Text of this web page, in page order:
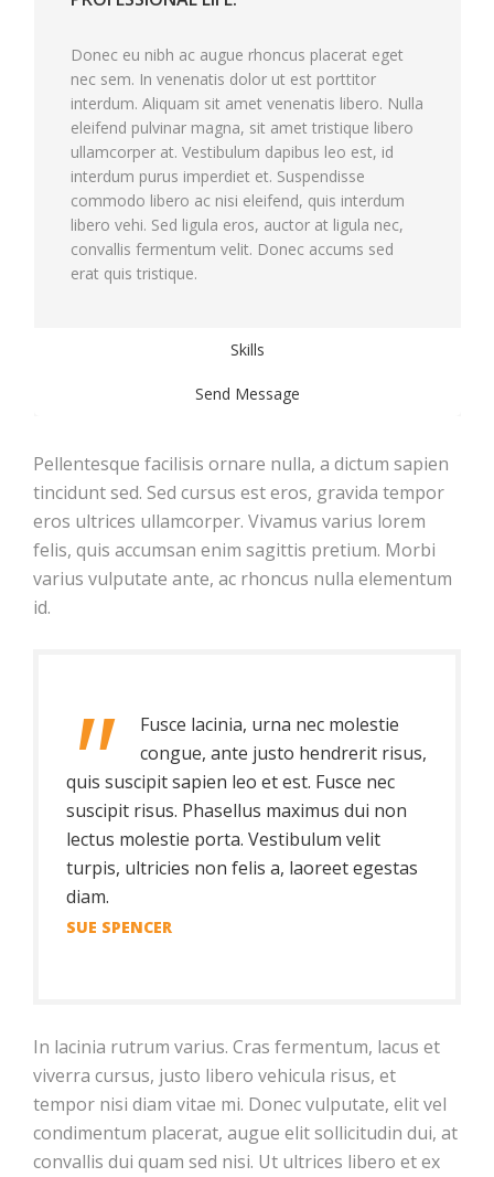
Donec eu nibh ac augue rhoncus placerat eget
nec sem. In venenatis dolor ut est porttitor
interdum. Aliquam sit amet venenatis libero. Nulla
eleifend pulvinar magna, sit amet tristique libero
ullamcorper at. Vestibulum dapibus leo est, id
interdum purus imperdiet et. Suspendisse
commodo libero ac nisi eleifend, quis interdum
libero vehi. Sed ligula eros, auctor at ligula nec,
convallis fermentum velit. Donec accums sed
erat quis tristique.
Skills
Send Message
Pellentesque facilisis ornare nulla, a dictum sapien
tincidunt sed. Sed cursus est eros, gravida tempor
eros ultrices ullamcorper. Vivamus varius lorem
felis, quis accumsan enim sagittis pretium. Morbi
varius vulputate ante, ac rhoncus nulla elementum
id.
Fusce lacinia, urna nec molestie
congue, ante justo hendrerit risus,
quis suscipit sapien leo et est. Fusce nec
suscipit risus. Phasellus maximus dui non
lectus molestie porta. Vestibulum velit
turpis, ultricies non felis a, laoreet egestas
diam.
SUE SPENCER
In lacinia rutrum varius. Cras fermentum, lacus et
viverra cursus, justo libero vehicula risus, et
tempor nisi diam vitae mi. Donec vulputate, elit vel
condimentum placerat, augue elit sollicitudin dui, at
convallis dui quam sed nisi. Ut ultrices libero et ex